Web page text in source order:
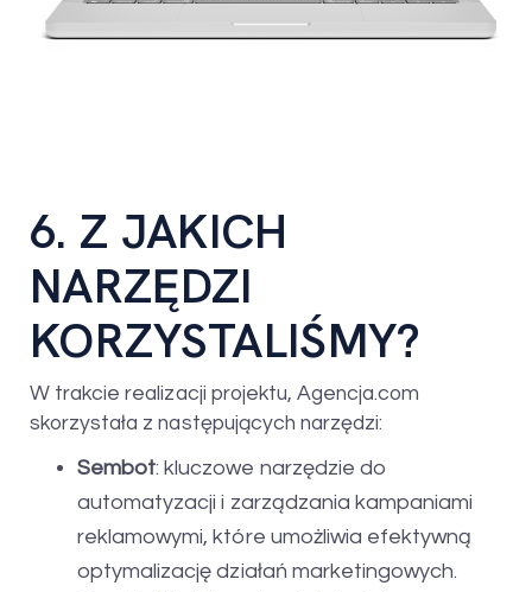
6. Z JAKICH
NARZĘDZI
KORZYSTALIŚMY?
W trakcie realizacji projektu, Agencja.com
skorzystała z następujących narzędzi:
Sembot: kluczowe narzędzie do
automatyzacji i zarządzania kampaniami
reklamowymi, które umożliwia efektywną
optymalizację działań marketingowych.